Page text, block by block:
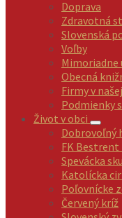
Doprava
Zdravotná
Slovenská
Voľby
Mimoriadne
Obecná
Firmy v
Podmienky
Život v obci
Dobrovoľný
FK Bestrent
Spevácka
Katolícka
Poľovnícke
Červený kríž